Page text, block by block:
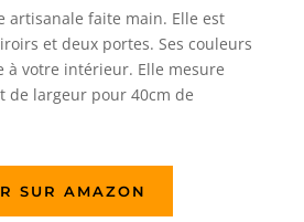
artisanale faite main. Elle est
et deux portes. Ses couleurs
à votre intérieur. Elle mesure
de largeur pour 40cm de
SUR AMAZON